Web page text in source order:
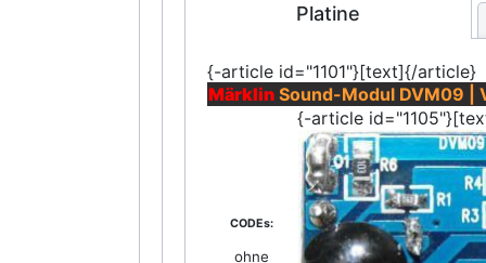
Platine
{-article id="1101"}[text]{/article}
Märklin Sound-Modul DVM09 |
CODEs:
ohne
{-article